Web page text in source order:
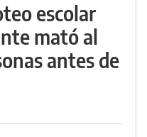
escolar
mató al
antes de